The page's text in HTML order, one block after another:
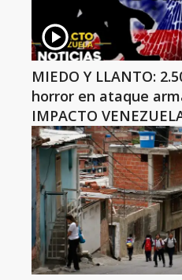
MIEDO Y LLANTO:
horror en ataque armado-
IMPACTO